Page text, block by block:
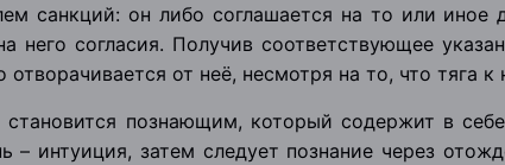
санкций: он либо соглашается на то или
него согласия. Получив соответствующее
отворачивается от неё, несмотря на то, что тяга
познающим, который содержит в
– интуиция, затем следует познание через